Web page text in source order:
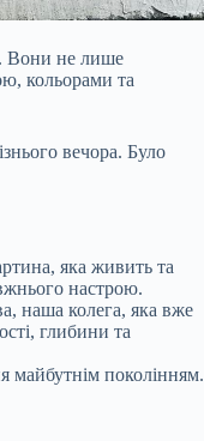
Вони не лише
кольорами та
вечора. Було
яка живить та
настрою.
наша колега, яка вже
глибини та
майбутнім поколінням.